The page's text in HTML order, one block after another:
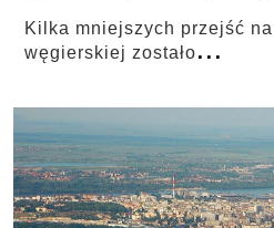
Kilka mniejszych przejść
węgierskiej zostało...